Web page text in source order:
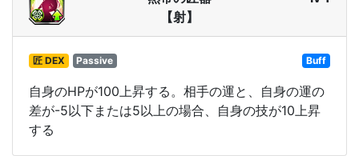
【射】
匠 DEX Passive Buff
自身のHPが100上昇する。相手の運と、自身の運の
差が-5以下または5以上の場合、自身の技が10上昇
する